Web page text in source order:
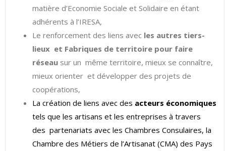
matière d’Economie Sociale et Solidaire en étant
adhérents à l’IRESA,
Le renforcement des liens avec les autres tiers-
lieux et Fabriques de territoire pour faire
réseausur un même territoire, mieux se connaître,
mieux orienter et développer des projets de
coopérations,
La création de liens avec des acteurs économiques
tels que les artisans et les entreprises à travers
des partenariats avec les Chambres Consulaires, la
Chambre des Métiers de l’Artisanat (CMA) des Pays